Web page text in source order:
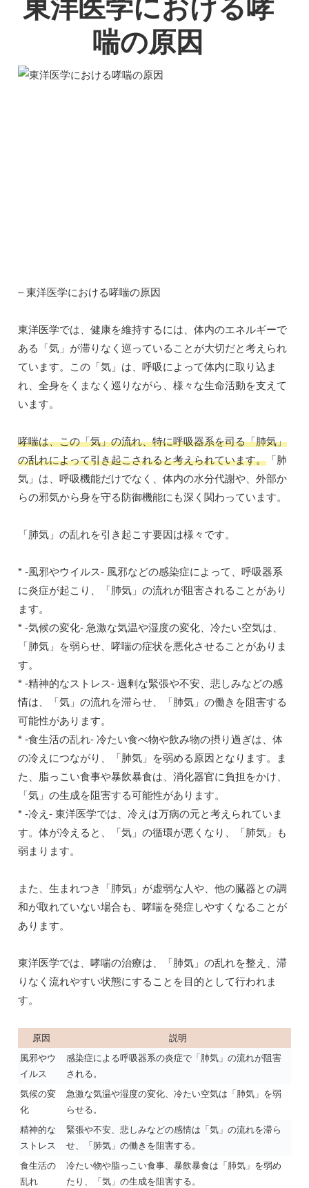
東洋医学における哮
喘の原因
– 東洋医学における哮喘の原因
東洋医学では、健康を維持するには、体内のエネルギーで
ある「気」が滞りなく巡っていることが大切だと考えられ
ています。この「気」は、呼吸によって体内に取り込ま
れ、全身をくまなく巡りながら、様々な生命活動を支えて
います。
哮喘は、この「気」の流れ、特に呼吸器系を司る「肺気」
の乱れによって引き起こされると考えられています。 「肺
気」は、呼吸機能だけでなく、体内の水分代謝や、外部か
らの邪気から身を守る防御機能にも深く関わっています。
「肺気」の乱れを引き起こす要因は様々です。
* -風邪やウイルス- 風邪などの感染症によって、呼吸器系
に炎症が起こり、「肺気」の流れが阻害されることがあり
ます。
* -気候の変化- 急激な気温や湿度の変化、冷たい空気は、
「肺気」を弱らせ、哮喘の症状を悪化させることがありま
す。
* -精神的なストレス- 過剰な緊張や不安、悲しみなどの感
情は、「気」の流れを滞らせ、「肺気」の働きを阻害する
可能性があります。
* -食生活の乱れ- 冷たい食べ物や飲み物の摂り過ぎは、体
の冷えにつながり、「肺気」を弱める原因となります。ま
た、脂っこい食事や暴飲暴食は、消化器官に負担をかけ、
「気」の生成を阻害する可能性があります。
* -冷え- 東洋医学では、冷えは万病の元と考えられていま
す。体が冷えると、「気」の循環が悪くなり、「肺気」も
弱まります。
また、生まれつき「肺気」が虚弱な人や、他の臓器との調
和が取れていない場合も、哮喘を発症しやすくなることが
あります。
東洋医学では、哮喘の治療は、「肺気」の乱れを整え、滞
りなく流れやすい状態にすることを目的として行われま
す。
原因
説明
風邪やウ
イルス
感染症による呼吸器系の炎症で「肺気」の流れが阻害
される。
気候の変
化
急激な気温や湿度の変化、冷たい空気は「肺気」を弱
らせる。
精神的な
ストレス
緊張や不安、悲しみなどの感情は「気」の流れを滞ら
せ、「肺気」の働きを阻害する。
食生活の
乱れ
冷たい物や脂っこい食事、暴飲暴食は「肺気」を弱め
たり、「気」の生成を阻害する。